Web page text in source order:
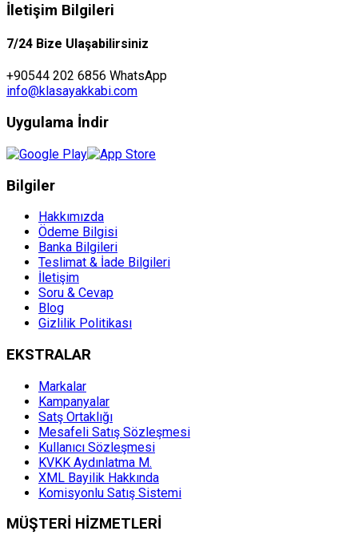
İletişim Bilgileri
7/24 Bize Ulaşabilirsiniz
+90544 202 6856 WhatsApp
info@klasayakkabi.com
Uygulama İndir
Bilgiler
Hakkımızda
Ödeme Bilgisi
Banka Bilgileri
Teslimat & İade Bilgileri
İletişim
Soru & Cevap
Blog
Gizlilik Politikası
EKSTRALAR
Markalar
Kampanyalar
Satş Ortaklığı
Mesafeli Satış Sözleşmesi
Kullanıcı Sözleşmesi
KVKK Aydınlatma M.
XML Bayilik Hakkında
Komisyonlu Satış Sistemi
MÜŞTERİ HİZMETLERİ